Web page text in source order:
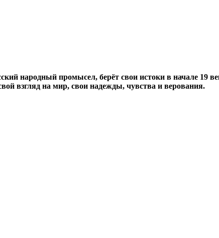
народный промысел, берёт свои истоки в начале 19
взгляд на мир, свои надежды, чувства и верования.